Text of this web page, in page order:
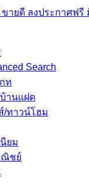
Search
ท
านแฝด
/ทาวน์โฮม
ยม
ณิชย์